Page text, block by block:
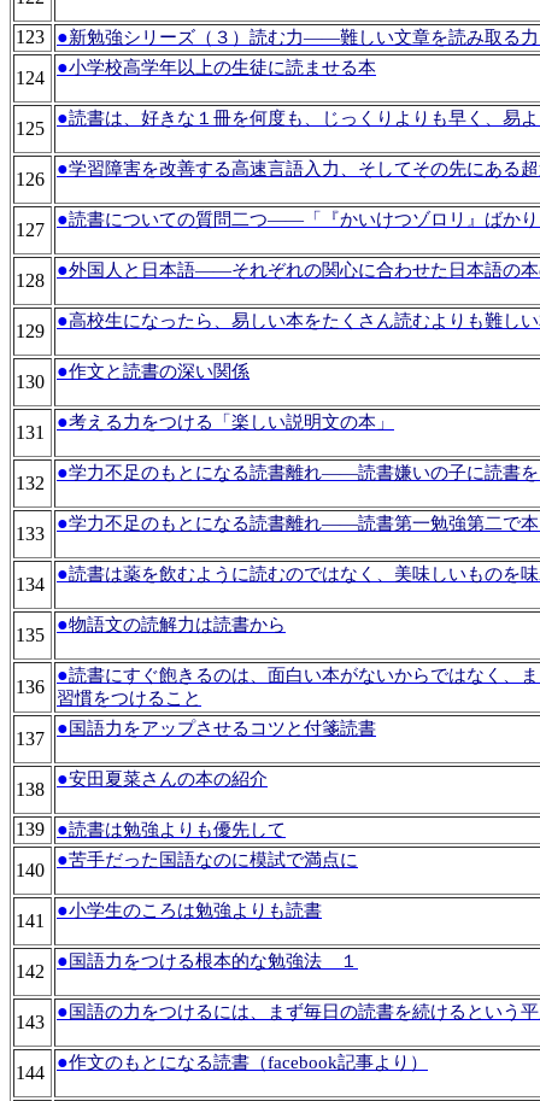
123 ●新勉強シリーズ（３）読む力――難しい文章を読み取る
124
●小学校高学年以上の生徒に読ませる本
125
●読書は、好きな１冊を何度も、じっくりよりも早く、易
126
●学習障害を改善する高速言語入力、そしてその先にある
127
●読書についての質問二つ――「『かいけつゾロリ』ばか
128
●外国人と日本語――それぞれの関心に合わせた日本語の
129
●高校生になったら、易しい本をたくさん読むよりも難し
130
●作文と読書の深い関係
131
●考える力をつける「楽しい説明文の本」
132
●学力不足のもとになる読書離れ――読書嫌いの子に読書
133
●学力不足のもとになる読書離れ――読書第一勉強第二で
134
●読書は薬を飲むように読むのではなく、美味しいものを
135
●物語文の読解力は読書から
136
●読書にすぐ飽きるのは、面白い本がないからではなく、
習慣をつけること
137
● 国語力をアップさせるコツと付箋読書
138
●安田夏菜さんの本の紹介
139 ●読書は勉強よりも優先して
140
●苦手だった国語なのに模試で満点に
141
●小学生のころは勉強よりも読書
142
● 国語力をつける根本的な勉強法 １
143
● 国語の力をつけるには、まず毎日の読書を続けるという
144
●作文のもとになる読書（facebook記事より）